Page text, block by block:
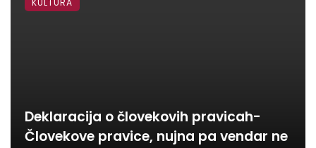
Deklaracija o človekovih pravicah-
Človekove pravice, nujna pa vendar ne
KULTURA